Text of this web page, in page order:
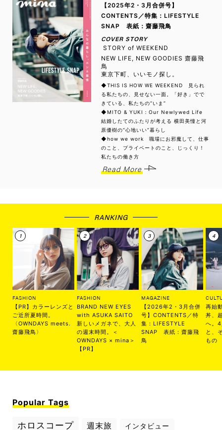
【2025年2・3月合併号】
CONTENTS／特集：LIFESTYLE
SNAP 表紙：齋藤飛鳥
COVER STORY
STORY of WEEKEND
NEW LIFE, NEW GOODIES 齋藤飛
鳥
東京下町、いいモノ探し。
◆THIS IS HOW WE WEEKEND 見られ
る私たちの、見せない一面。「好き」でで
きている、私たちの“いま”
◆MITO & YUKI：Our Newlywed Life
結婚したてのふたりが考える 横田美憧と河
原優樹の“心地いい”暮らし
◆how we work 職場にお邪魔して、仕事
のこと、プライベートのこと、じっくり！
私たちの働き方
Read More
RANKING
FASHION
【PR】カラーレンズと
ご近所夏時間。
〈OWNDAYS meets.
齋藤飛鳥〉
FASHION
BRAND NEW EYES
with ASUKA SAITO
新しいメガネで、大人
の週末時間。＜
OWNDAYS × mina＞
【PR】
MAGAZINE
【2026年2・3月合併
号】CONTENTS／特
集：LIFESTYLE
SNAP 表紙：齋藤飛
鳥
再始
丼、
へ。
と、
もの
Popular Tags
ホロスコープ 週末旅 インタビュー